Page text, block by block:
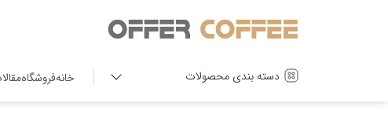
دسته بندی محصولات خانهفروشگاه